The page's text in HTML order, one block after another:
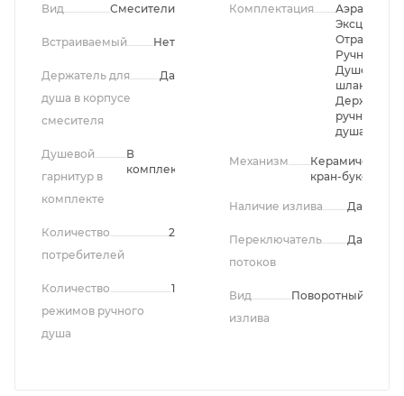
Вид Смесители
Встраиваемый Нет
Держатель для
душа в корпусе
смесителя
Да
Душевой
гарнитур в
комплекте
В
комплекте
Количество
потребителей
2
Количество
режимов ручного
душа
1
Комплектация
Аэратор,
Ручной
Душевой
шланг,
Держатель
ручного
душа
Механизм
Керамические
кран-буксы
Наличие излива Да
Переключатель
потоков
Да
Вид
излива
Поворотный